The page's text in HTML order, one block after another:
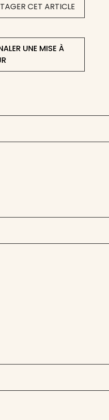
CET ARTICLE
UNE MISE À